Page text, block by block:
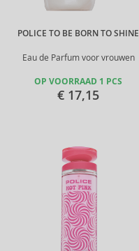
POLICE TO BE BORN TO SHINE
Eau de Parfum voor vrouwen
OP VOORRAAD 1 PCS
€ 17,15